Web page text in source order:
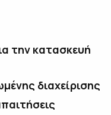
την κατασκευή
διαχείρισης